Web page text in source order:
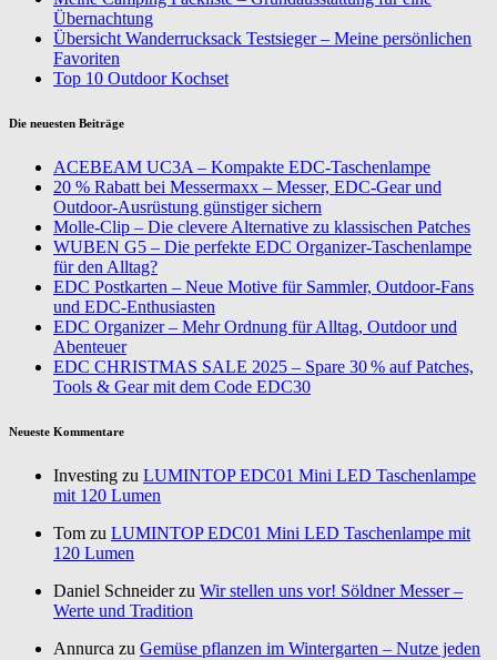
Übernachtung
Übersicht Wanderrucksack Testsieger – Meine persönlichen
Favoriten
Top 10 Outdoor Kochset
Die neuesten Beiträge
ACEBEAM UC3A – Kompakte EDC-Taschenlampe
20 % Rabatt bei Messermaxx – Messer, EDC-Gear und
Outdoor-Ausrüstung günstiger sichern
Molle-Clip – Die clevere Alternative zu klassischen Patches
WUBEN G5 – Die perfekte EDC Organizer-Taschenlampe
für den Alltag?
EDC Postkarten – Neue Motive für Sammler, Outdoor-Fans
und EDC-Enthusiasten
EDC Organizer – Mehr Ordnung für Alltag, Outdoor und
Abenteuer
EDC CHRISTMAS SALE 2025 – Spare 30 % auf Patches,
Tools & Gear mit dem Code EDC30
Neueste Kommentare
Investing zu LUMINTOP EDC01 Mini LED Taschenlampe
mit 120 Lumen
Tom zu LUMINTOP EDC01 Mini LED Taschenlampe mit
120 Lumen
Daniel Schneider zu Wir stellen uns vor! Söldner Messer –
Werte und Tradition
Annurca zu Gemüse pflanzen im Wintergarten – Nutze jeden